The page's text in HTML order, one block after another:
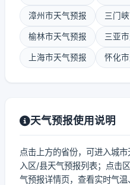
漳州市天气预报 三门
榆林市天气预报 三亚
上海市天气预报 怀化
天气预报使用说明
点击上方的省份，可进入城
入区/县天气预报列表；点击
气预报详情页，查看实时气